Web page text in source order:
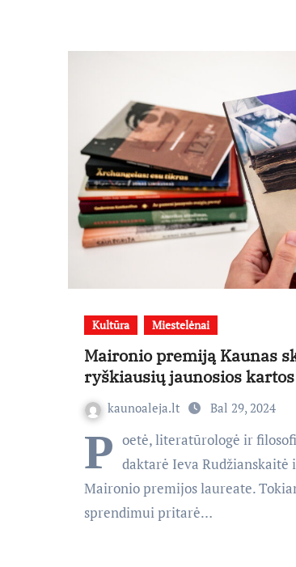
Kultūra Miestelėnai
Maironio premiją Kaunas
ryškiausių jaunosios
kaunoaleja.lt Bal 29, 2024
P oetė, literatūrologė ir
daktarė Ieva Rudžianskaitė
Maironio premijos laureate.
sprendimui pritarė…